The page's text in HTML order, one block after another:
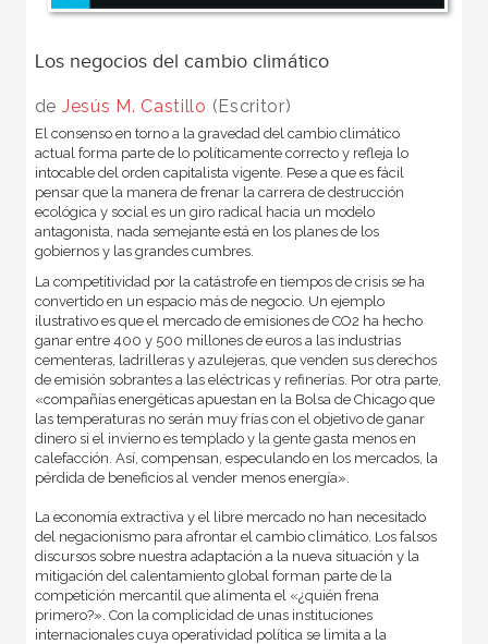
Los negocios del cambio climático
de Jesús M. Castillo (Escritor)
El consenso en torno a la gravedad del cambio climático
actual forma parte de lo políticamente correcto y refleja lo
intocable del orden capitalista vigente. Pese a que es fácil
pensar que la manera de frenar la carrera de destrucción
ecológica y social es un giro radical hacia un modelo
antagonista, nada semejante está en los planes de los
gobiernos y las grandes cumbres.
La competitividad por la catástrofe en tiempos de crisis se ha
convertido en un espacio más de negocio. Un ejemplo
ilustrativo es que el mercado de emisiones de CO2 ha hecho
ganar entre 400 y 500 millones de euros a las industrias
cementeras, ladrilleras y azulejeras, que venden sus derechos
de emisión sobrantes a las eléctricas y refinerías. Por otra parte,
«compañías energéticas apuestan en la Bolsa de Chicago que
las temperaturas no serán muy frías con el objetivo de ganar
dinero si el invierno es templado y la gente gasta menos en
calefacción. Así, compensan, especulando en los mercados, la
pérdida de beneficios al vender menos energía».
La economía extractiva y el libre mercado no han necesitado
del negacionismo para afrontar el cambio climático. Los falsos
discursos sobre nuestra adaptación a la nueva situación y la
mitigación del calentamiento global forman parte de la
competición mercantil que alimenta el «¿quién frena
primero?». Con la complicidad de unas instituciones
internacionales cuya operatividad política se limita a la